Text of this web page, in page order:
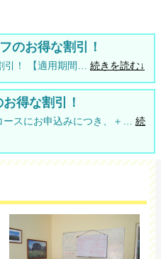
のお得な割引！
引！ 【適用期間… 続きを読む↓
得な割引！
ースにお申込みにつき、＋… 続